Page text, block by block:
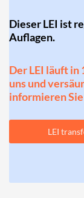
Dieser LEI ist
Auflagen.
Der LEI läuft in
uns und
informieren
LEI